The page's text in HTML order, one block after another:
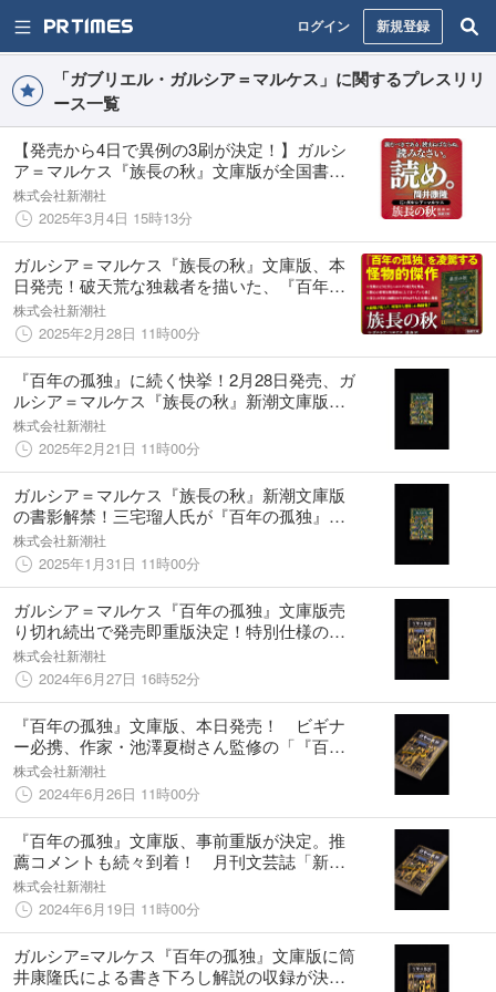
ログイン 新規登録
「ガブリエル・ガルシア＝マルケス」に関するプレスリリ
ース一覧
【発売から4日で異例の3刷が決定！】ガルシ
ア＝マルケス『族長の秋』文庫版が全国書店
で続々売上1位！
株式会社新潮社
2025年3月4日 15時13分
ガルシア＝マルケス『族長の秋』文庫版、本
日発売！破天荒な独裁者を描いた、『百年の
孤独』を凌駕する怪物的傑作。
株式会社新潮社
2025年2月28日 11時00分
『百年の孤独』に続く快挙！2月28日発売、ガ
ルシア＝マルケス『族長の秋』新潮文庫版の
発売前重版が決定！
株式会社新潮社
2025年2月21日 11時00分
ガルシア＝マルケス『族長の秋』新潮文庫版
の書影解禁！三宅瑠人氏が『百年の孤独』に
続き装画を担当。解説は池澤夏樹氏による書
き下ろしを収録。
株式会社新潮社
2025年1月31日 11時00分
ガルシア＝マルケス『百年の孤独』文庫版売
り切れ続出で発売即重版決定！特別仕様の金
スピンも継続。
株式会社新潮社
2024年6月27日 16時52分
『百年の孤独』文庫版、本日発売！ ビギナ
ー必携、作家・池澤夏樹さん監修の「『百年
の孤独』読み解き支援キット」を無償配布。
解説は筒井康隆氏。
株式会社新潮社
2024年6月26日 11時00分
『百年の孤独』文庫版、事前重版が決定。推
薦コメントも続々到着！ 月刊文芸誌「新
潮」2024年8月号は特集「『百年の孤独』と
出会い直す」
株式会社新潮社
2024年6月19日 11時00分
ガルシア=マルケス『百年の孤独』文庫版に筒
井康隆氏による書き下ろし解説の収録が決